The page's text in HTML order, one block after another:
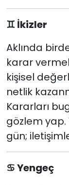
♊ İkizler
Aklında
karar
kişisel
netlik
Kararları
gözlem yap.
gün;
♋Yengeç